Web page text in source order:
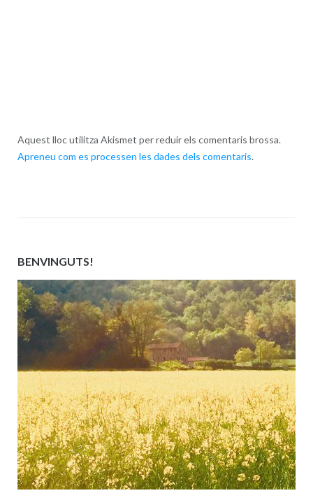
Aquest lloc utilitza Akismet per reduir els comentaris brossa.
Apreneu com es processen les dades dels comentaris.
BENVINGUTS!